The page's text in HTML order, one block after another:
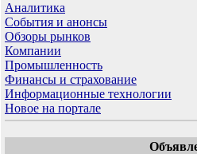
Аналитика
События и анонсы
Обзоры рынков
Компании
Промышленность
Финансы и страхование
Информационные технологии
Новое на портале